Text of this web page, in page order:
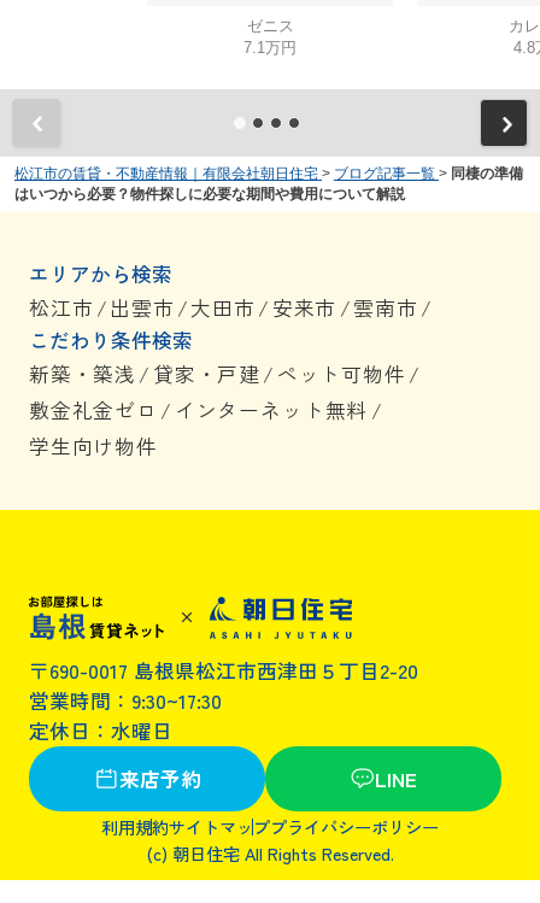
ゼニス
7.1万円
カ
4.8
松江市の賃貸・不動産情報｜有限会社朝日住宅 > ブログ記事一覧 > 同棲の準備
はいつから必要？物件探しに必要な期間や費用について解説
エリアから検索
松江市 / 出雲市 /大田市 / 安来市 /雲南市 /
こだわり条件検索
新築・築浅 / 貸家・戸建/ ペット可物件 /
敷金礼金ゼロ / インターネット無料 /
学生向け物件
〒690-0017 島根県松江市西津田５丁目2-20
営業時間：9:30~17:30
定休日：水曜日
来店予約
LINE
利用規約サイトマッププライバシーポリシー
(c) 朝日住宅 All Rights Reserved.